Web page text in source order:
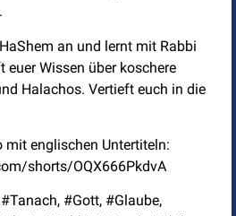
an und lernt mit Rabbi
euer Wissen über koschere
Halachos. Vertieft euch in die
englischen Untertiteln:
shorts/OQX666PkdvA
#Gott, #Glaube,